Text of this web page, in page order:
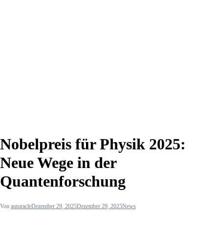
Nobelpreis für Physik 2025:
Neue Wege in der
Quantenforschung
Von autoracleDezember 29, 2025Dezember 29, 2025News